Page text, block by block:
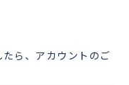
ら、アカウントのご